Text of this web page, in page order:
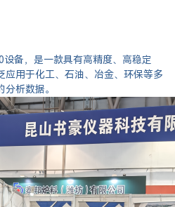
备，是一款具有高精度、高稳定
应用于化工、石油、冶金、环保等多
析数据。